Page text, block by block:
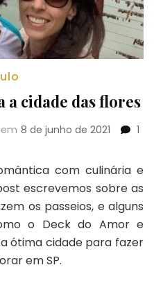
a cidade das flores
8 de junho de 2021
1
com culinária e
escrevemos sobre as
os passeios, e alguns
o Deck do Amor e
ótima cidade para fazer
em SP.